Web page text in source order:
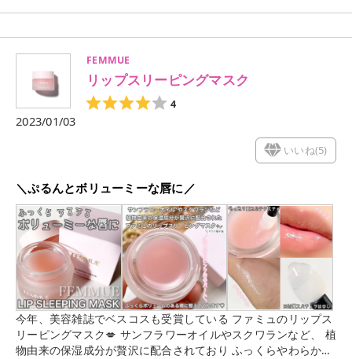
ッと伸びます！ 1pushで顔全体と気になる部分を重ねても余る
塗り感なく毛穴や赤みを目立ちにくくしてくれるので 個人的に
はこれくらいのカバー力がちょうど良いです🫶🏻 今回、久しぶ
りにRMKのファンデを使ったのですが 確かにカバー力が進化し
ている気がします...！！ そしてなんといってもこの素肌感とつ
け心地の良さ✨ さすがRMKだな〜と思いました🥹💓 気になった
方はぜひチェックしてみてくださいね🔍 【COLOR：102番】
FEMMUE
リップスリーピングマスク
4
2023/01/03
いいね(5)
＼ぷるんとボリューミーな唇に／
今年、美容雑誌でベスコスも受賞している ファミュのリップス
リーピングマスク💋 サンフラワーオイルやスクワランなど、 植
物由来の保湿成分が贅沢に配合されており ふっくらやわらかい